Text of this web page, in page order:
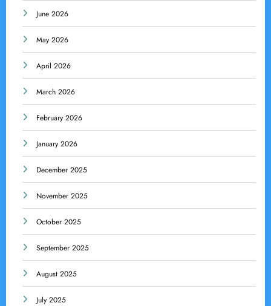
June 2026
May 2026
April 2026
March 2026
February 2026
January 2026
December 2025
November 2025
October 2025
September 2025
August 2025
July 2025